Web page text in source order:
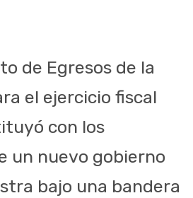
de Egresos de la
el ejercicio fiscal
con los
un nuevo gobierno
bajo una bandera